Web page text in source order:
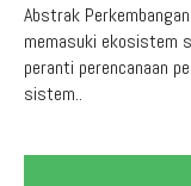
Abstrak
memasuki ekosistem
peranti perencanaan
sistem..